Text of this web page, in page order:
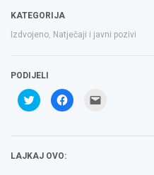
KATEGORIJA
Izdvojeno, Natječaji i javni pozivi
PODIJELI
Podijeli
na
Twitteru
u
prozoru)
Klikom
podijelite
u to
LAJKAJ OVO: